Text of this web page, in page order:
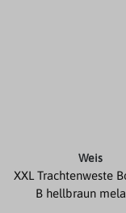
Weis
XXL Trachtenweste
B hellbraun